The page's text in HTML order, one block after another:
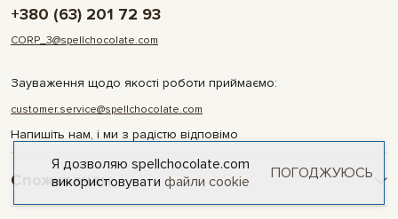
+380 (63) 201 72 93
CORP_3@spellchocolate.com
Зауваження щодо якості роботи приймаємо:
customer.service@spellchocolate.com
Напишіть нам, і ми з радістю відповімо
Споживачам
Оплата та доставка
Я дозволяю spellchocolate.com
використовувати файли cookie ПОГОДЖУЮСЬ